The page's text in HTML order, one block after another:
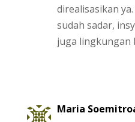
direalisasikan
sudah sadar,
juga lingkungan
Maria